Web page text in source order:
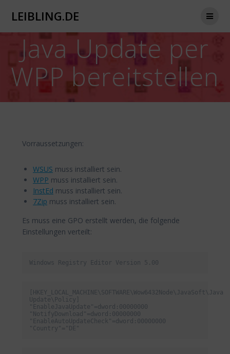
LEIBLING.DE
Java Update per
WPP bereitstellen
Vorraussetzungen:
WSUS muss installiert sein.
WPP muss installiert sein.
InstEd muss installiert sein.
7Zip muss installiert sein.
Es muss eine GPO erstellt werden, die folgende
Einstellungen verteilt:
Windows Registry Editor Version 5.00
[HKEY_LOCAL_MACHINE\SOFTWARE\Wow6432Node\JavaSoft\Java
Update\Policy]
"EnableJavaUpdate"=dword:00000000
"NotifyDownload"=dword:00000000
"EnableAutoUpdateCheck"=dword:00000000
"Country"="DE"